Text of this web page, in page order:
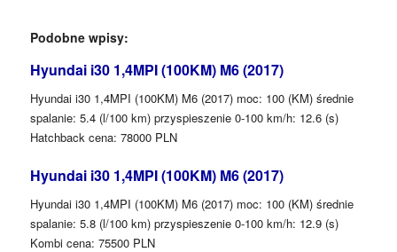
Podobne wpisy:
Hyundai i30 1,4MPI (100KM) M6 (2017)
Hyundai i30 1,4MPI (100KM) M6 (2017) moc: 100 (KM) średnie
spalanie: 5.4 (l/100 km) przyspieszenie 0-100 km/h: 12.6 (s)
Hatchback cena: 78000 PLN
Hyundai i30 1,4MPI (100KM) M6 (2017)
Hyundai i30 1,4MPI (100KM) M6 (2017) moc: 100 (KM) średnie
spalanie: 5.8 (l/100 km) przyspieszenie 0-100 km/h: 12.9 (s)
Kombi cena: 75500 PLN